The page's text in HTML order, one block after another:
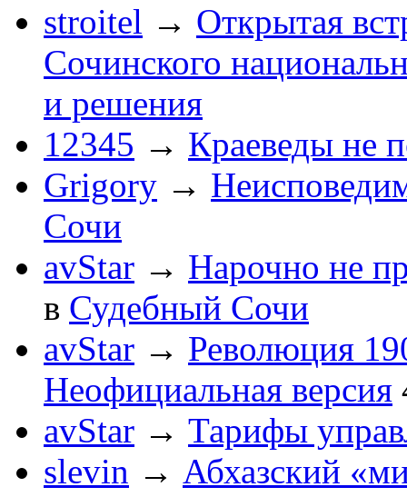
stroitel → Открытая
Сочинского
и решения
12345 → Краеведы не
Grigory →
Сочи
avStar → Нарочно не
в Судебный Сочи
avStar → Революция
Неофициальная версия
avStar → Тарифы
slevin → Абхазский